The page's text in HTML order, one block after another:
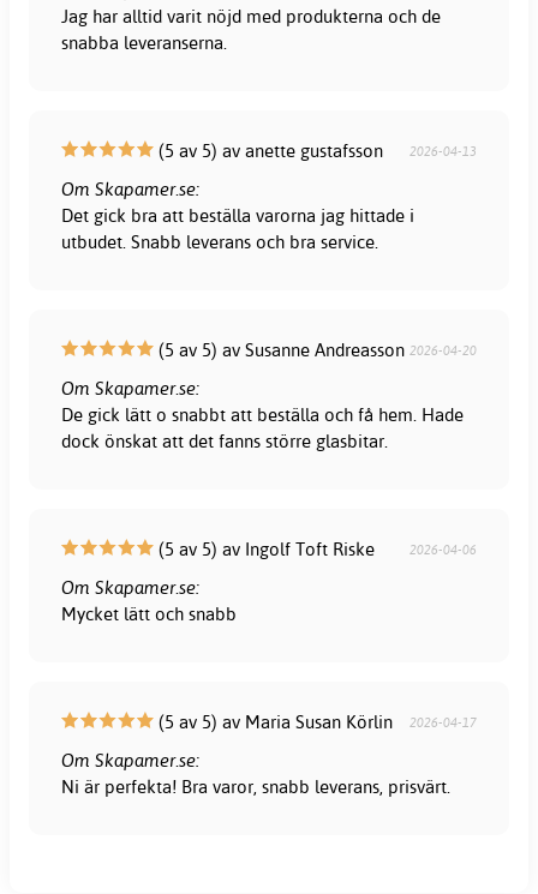
Jag har alltid varit nöjd med produkterna och de
snabba leveranserna.
(5 av 5) av anette gustafsson 2026-04-13
Om Skapamer.se:
Det gick bra att beställa varorna jag hittade i
utbudet. Snabb leverans och bra service.
(5 av 5) av Susanne Andreasson 2026-04-20
Om Skapamer.se:
De gick lätt o snabbt att beställa och få hem. Hade
dock önskat att det fanns större glasbitar.
(5 av 5) av Ingolf Toft Riske 2026-04-06
Om Skapamer.se:
Mycket lätt och snabb
(5 av 5) av Maria Susan Körlin 2026-04-17
Om Skapamer.se:
Ni är perfekta! Bra varor, snabb leverans, prisvärt.